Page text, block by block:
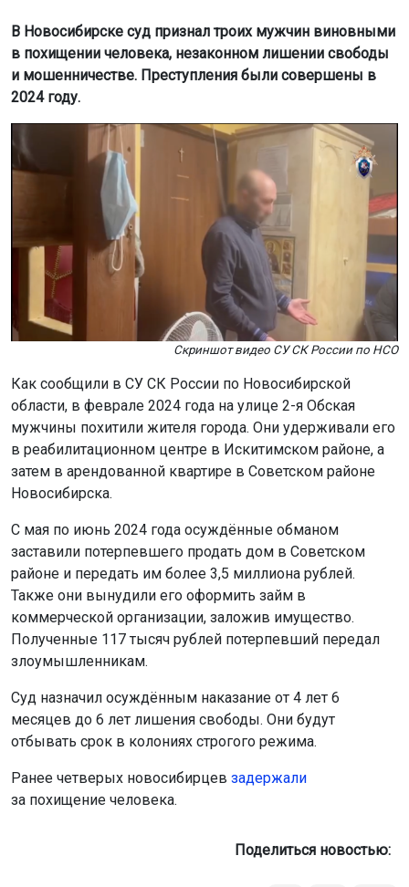
В Новосибирске суд признал троих мужчин виновными
в похищении человека, незаконном лишении свободы
и мошенничестве. Преступления были совершены в
2024 году.
Скриншот видео СУ СК России по НСО
Как сообщили в СУ СК России по Новосибирской
области, в феврале 2024 года на улице 2-я Обская
мужчины похитили жителя города. Они удерживали его
в реабилитационном центре в Искитимском районе, а
затем в арендованной квартире в Советском районе
Новосибирска.
С мая по июнь 2024 года осуждённые обманом
заставили потерпевшего продать дом в Советском
районе и передать им более 3,5 миллиона рублей.
Также они вынудили его оформить займ в
коммерческой организации, заложив имущество.
Полученные 117 тысяч рублей потерпевший передал
злоумышленникам.
Суд назначил осуждённым наказание от 4 лет 6
месяцев до 6 лет лишения свободы. Они будут
отбывать срок в колониях строгого режима.
Ранее четверых новосибирцев задержали
за похищение человека.
Поделиться новостью: